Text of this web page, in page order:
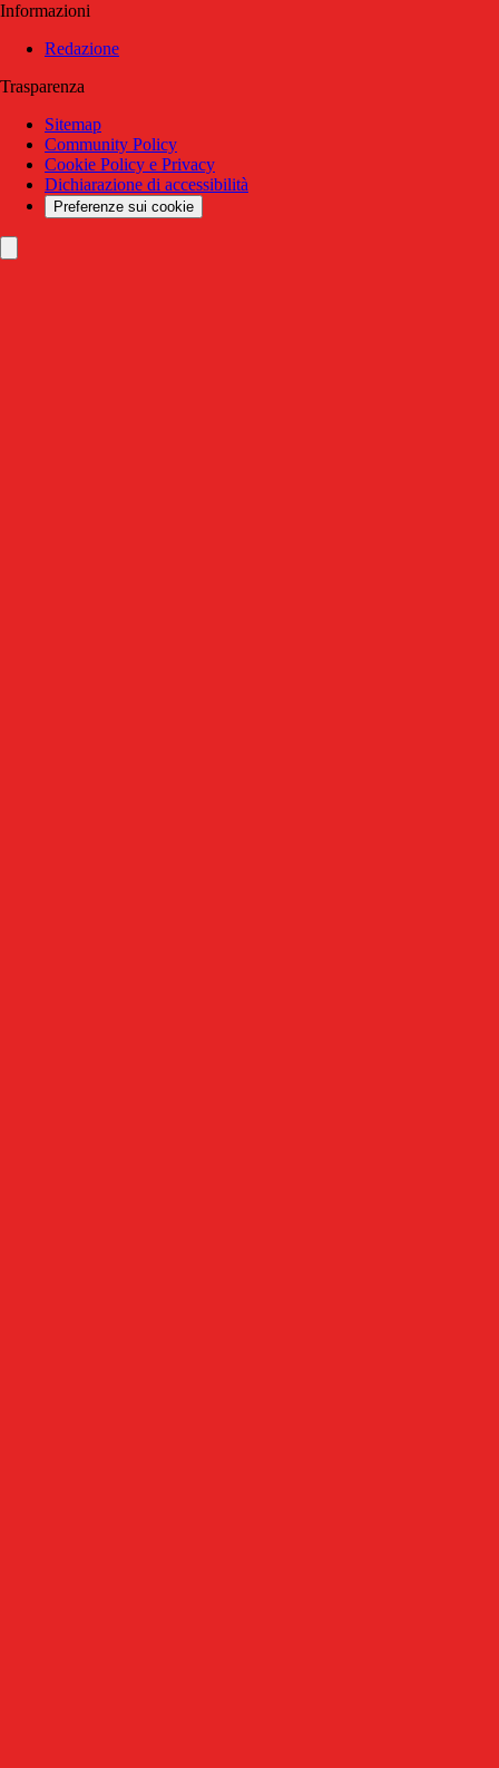
Informazioni
Redazione
Trasparenza
Sitemap
Community Policy
Cookie Policy e Privacy
Dichiarazione di accessibilità
Preferenze sui cookie